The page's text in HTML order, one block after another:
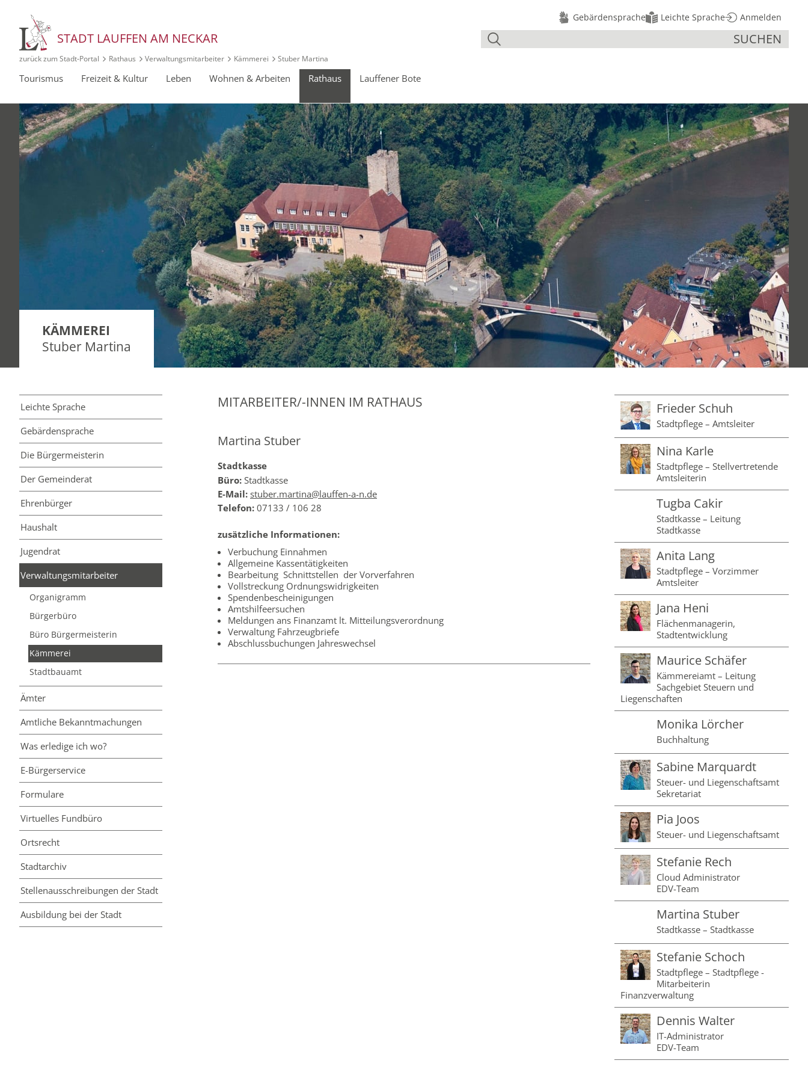
STADT LAUFFEN AM NECKAR
Gebärdensprache Leichte Sprache Anmelden
SUCHEN
zurück zum Stadt‑Portal Rathaus Verwaltungsmitarbeiter Kämmerei Stuber Martina
Tourismus Freizeit & Kultur Leben Wohnen & Arbeiten Rathaus Lauffener Bote
KÄMMEREI
Stuber Martina
Leichte Sprache
Gebärdensprache
Die Bürgermeisterin
Der Gemeinderat
Ehrenbürger
Haushalt
Jugendrat
Verwaltungsmitarbeiter
Organigramm
Bürgerbüro
Büro Bürgermeisterin
Kämmerei
Stadtbauamt
Ämter
Amtliche Bekanntmachungen
Was erledige ich wo?
E-Bürgerservice
Formulare
Virtuelles Fundbüro
Ortsrecht
Stadtarchiv
Stellenausschreibungen der Stadt
Ausbildung bei der Stadt
MITARBEITER/-INNEN IM RATHAUS
Martina Stuber
Stadtkasse
Büro: Stadtkasse
E-Mail: stuber.martina@lauffen-a-n.de
Telefon: 07133 / 106 28
zusätzliche Informationen:
Verbuchung Einnahmen
Allgemeine Kassentätigkeiten
Bearbeitung Schnittstellen der Vorverfahren
Vollstreckung Ordnungswidrigkeiten
Spendenbescheinigungen
Amtshilfeersuchen
Meldungen ans Finanzamt lt. Mitteilungsverordnung
Verwaltung Fahrzeugbriefe
Abschlussbuchungen Jahreswechsel
Frieder Schuh
Stadtpflege – Amtsleiter
Nina Karle
Stadtpflege – Stellvertretende
Amtsleiterin
Tugba Cakir
Stadtkasse – Leitung
Stadtkasse
Anita Lang
Stadtpflege – Vorzimmer
Amtsleiter
Jana Heni
Flächenmanagerin,
Stadtentwicklung
Maurice Schäfer
Kämmereiamt – Leitung
Sachgebiet Steuern und
Liegenschaften
Monika Lörcher
Buchhaltung
Sabine Marquardt
Steuer- und Liegenschaftsamt
Sekretariat
Pia Joos
Steuer- und Liegenschaftsamt
Stefanie Rech
Cloud Administrator
EDV-Team
Martina Stuber
Stadtkasse – Stadtkasse
Stefanie Schoch
Stadtpflege – Stadtpflege -
Mitarbeiterin
Finanzverwaltung
Dennis Walter
IT-Administrator
EDV-Team